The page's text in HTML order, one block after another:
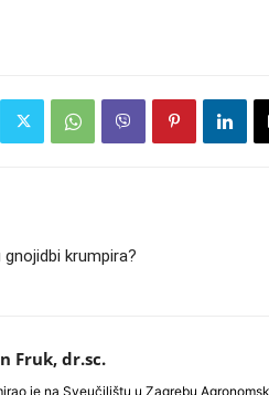
krumpira?
Fruk, dr.sc.
je na Sveučilištu u Zagrebu